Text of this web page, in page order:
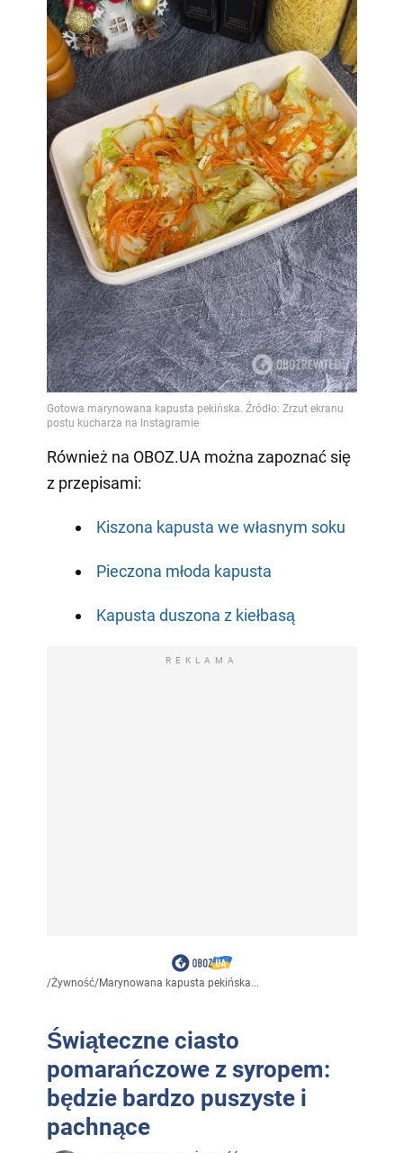
Również na OBOZ.UA można zapoznać się
z przepisami:
Kiszona kapusta we własnym soku
Pieczona młoda kapusta
Kapusta duszona z kiełbasą
REKLAMA
/Żywność/Marynowana kapusta pekińska...
Świąteczne ciasto
pomarańczowe z syropem:
będzie bardzo puszyste i
pachnące